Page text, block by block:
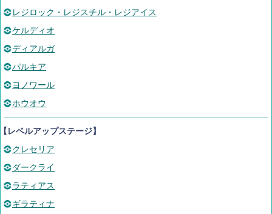
レジロック・レジスチル・レジアイス
ケルディオ
ディアルガ
パルキア
ヨノワール
ホウオウ
レベルアップステージ】
クレセリア
ダークライ
ラティアス
ギラティナ